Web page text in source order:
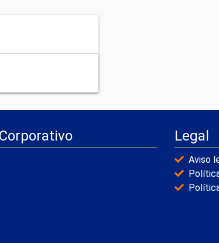
Corporativo Legal
Aviso